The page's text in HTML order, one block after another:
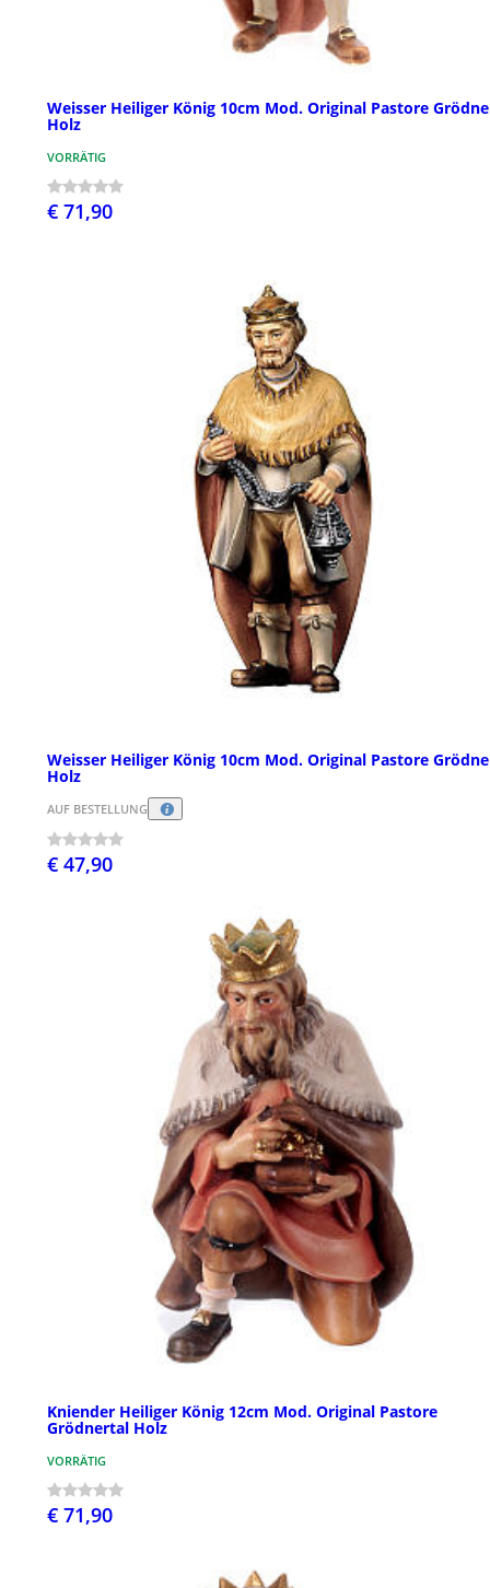
Weisser Heiliger König 10cm Mod. Original Pastore
Holz
VORRÄTIG
€ 71,90
Weisser Heiliger König 10cm Mod. Original Pastore
Holz
AUF BESTELLUNG
€ 47,90
Kniender Heiliger König 12cm Mod. Original Pastore
Grödnertal Holz
VORRÄTIG
€ 71,90